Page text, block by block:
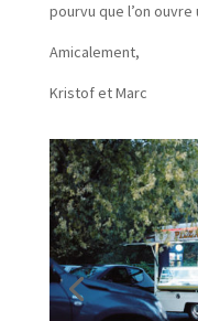
pourvu que l’on
Amicalement,
Kristof et Marc